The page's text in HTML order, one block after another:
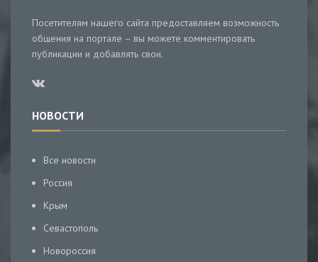
Посетителям нашего сайта предоставляем возможность
общения на портале – вы можете комментировать
публикации и добавлять свои.
НОВОСТИ
Все новости
Россия
Крым
Севастополь
Новороссия